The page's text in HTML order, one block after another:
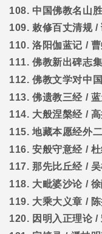
108. 中国佛教名山
109. 敕修百丈清规/
110. 洛阳伽蓝记 /
111. 佛教新出碑志
112. 佛教文学对中
113. 佛遗教三经 /
114. 大般涅槃经 /
115. 地藏本愿经外
116. 安般守意经 /
117. 那先比丘经 /
118. 大毗婆沙论 /
119. 大乘大义章 /
120. 因明入正理论/